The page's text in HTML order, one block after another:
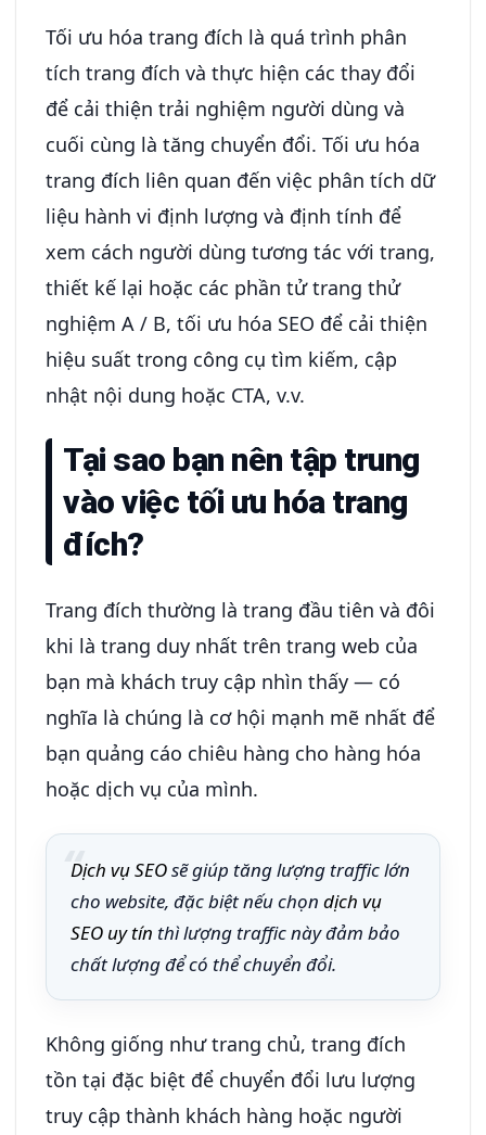
Tối ưu hóa trang đích là quá trình phân
tích trang đích và thực hiện các thay đổi
để cải thiện trải nghiệm người dùng và
cuối cùng là tăng chuyển đổi. Tối ưu hóa
trang đích liên quan đến việc phân tích dữ
liệu hành vi định lượng và định tính để
xem cách người dùng tương tác với trang,
thiết kế lại hoặc các phần tử trang thử
nghiệm A / B, tối ưu hóa SEO để cải thiện
hiệu suất trong công cụ tìm kiếm, cập
nhật nội dung hoặc CTA, v.v.
Tại sao bạn nên tập trung
vào việc tối ưu hóa trang
đích?
Trang đích thường là trang đầu tiên và đôi
khi là trang duy nhất trên trang web của
bạn mà khách truy cập nhìn thấy — có
nghĩa là chúng là cơ hội mạnh mẽ nhất để
bạn quảng cáo chiêu hàng cho hàng hóa
hoặc dịch vụ của mình.
Dịch vụ SEOsẽ giúp tăng lượng traffic lớn
cho website, đặc biệt nếu chọn dịch vụ
SEO uy tín thì lượng traffic này đảm bảo
chất lượng để có thể chuyển đổi.
Không giống như trang chủ, trang đích
tồn tại đặc biệt để chuyển đổi lưu lượng
truy cập thành khách hàng hoặc người